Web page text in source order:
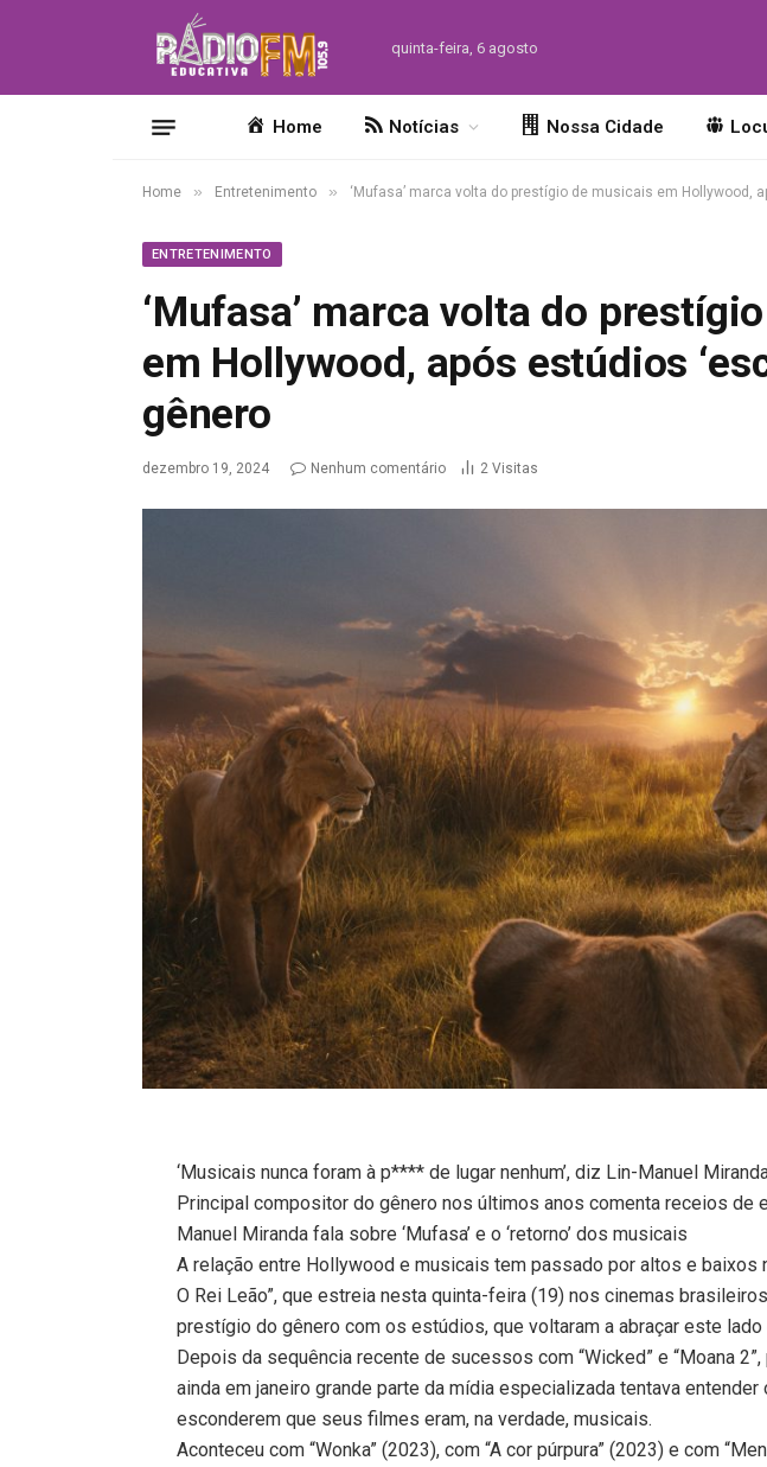
quinta-feira, 6 agosto
Home Notícias Nossa Cidade
Home » Entretenimento » ‘Mufasa’ marca volta do prestígio de musicais em Hollywood,
ENTRETENIMENTO
‘Mufasa’ marca volta do
em Hollywood, após estúdios
gênero
dezembro 19, 2024 Nenhum comentário 2 Visitas
‘Musicais nunca foram à p**** de lugar nenhum’, diz Lin-Manuel
Principal compositor do gênero nos últimos anos comenta receios de
Manuel Miranda fala sobre ‘Mufasa’ e o ‘retorno’ dos musicais
A relação entre Hollywood e musicais tem passado por altos e baixos
O Rei Leão”, que estreia nesta quinta-feira (19) nos cinemas
prestígio do gênero com os estúdios, que voltaram a abraçar este
Depois da sequência recente de sucessos com “Wicked” e “Moana
ainda em janeiro grande parte da mídia especializada tentava
esconderem que seus filmes eram, na verdade, musicais.
Aconteceu com “Wonka” (2023), com “A cor púrpura” (2023) e com